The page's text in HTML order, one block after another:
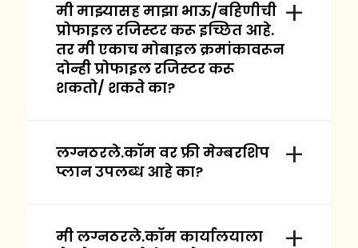
मी माझ्यासह माझा भाऊ/बहिणीची
प्रोफाइल रजिस्टर करू इच्छित आहे.
तर मी एकाच मोबाइल क्रमांकावरून
दोन्ही प्रोफाइल रजिस्टर करू
शकतो/ शकते का?
लग्नठरले.कॉम वर फ्री मेम्बरशिप
प्लान उपलब्ध आहे का?
मी लग्नठरले.कॉम कार्यालयाला